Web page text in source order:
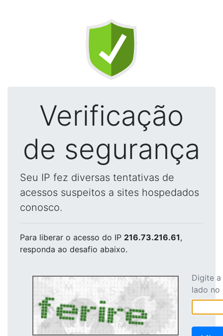
Verificação
de segurança
Seu IP fez diversas tentativas de
acessos suspeitos a sites hospedados
conosco.
Para liberar o acesso do IP 216.73.216.61,
responda ao desafio abaixo.
Digite
lado no